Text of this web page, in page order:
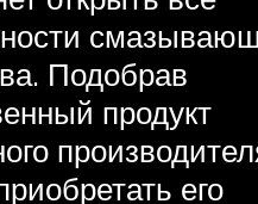
Подобрав
продукт
его